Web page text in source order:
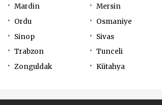
Mardin
Mersin
Ordu
Osmaniye
Sinop
Sivas
Trabzon
Tunceli
Zonguldak
Kütahya